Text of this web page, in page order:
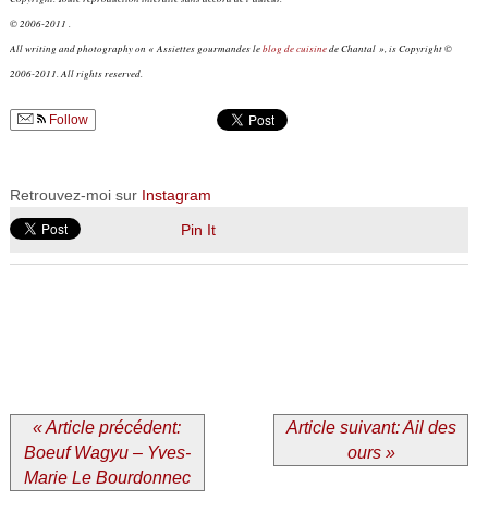
© 2006-2011 .
All writing and photography on « Assiettes gourmandes leblog de cuisinede Chantal », is Copyright ©
2006-2011. All rights reserved.
Follow
Retrouvez-moi sur Instagram
Pin It
« Article précédent:
Boeuf Wagyu – Yves-
Marie Le Bourdonnec
Article suivant: Ail des
ours »